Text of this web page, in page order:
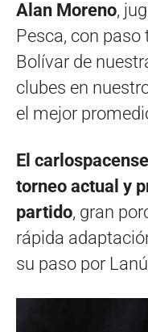
Alan Moreno,
Pesca, con
Bolívar de
clubes en
el mejor
El
torneo actual y
partido, gran
rápida
su paso por